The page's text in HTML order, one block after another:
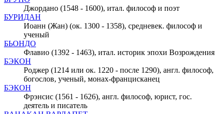
Джордано (1548 - 1600), итал. философ и поэт
БУРИДАН
Иоанн (Жан) (ок. 1300 - 1358), средневек. философ и
ученый
БЬОНДО
Флавио (1392 - 1463), итал. историк эпохи Возрождения
БЭКОН
Роджер (1214 или ок. 1220 - после 1290), англ. философ,
богослов, ученый, монах-францисканец
БЭКОН
Фрэнсис (1561 - 1626), англ. философ, юрист, гос.
деятель и писатель